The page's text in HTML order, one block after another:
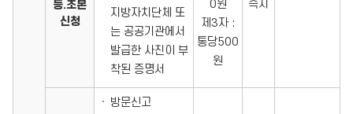
등.초본
신청
지방자치단체 또
는 공공기관에서
발급한 사진이 부
착된 증명서
0원
제3자 :
통당500
원
즉시
방문신고